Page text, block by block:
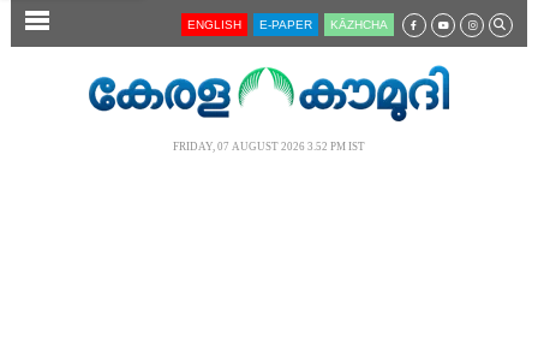
SECTIONS ENGLISH E-PAPER KĀZHCHA
FRIDAY, 07 AUGUST 2026 3.52 PM IST